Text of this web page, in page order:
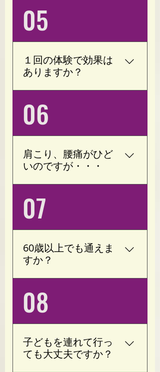
って異なりますが、週1回
（月4回）のペースから
始められる方が多くいら
っしゃいます。 無理なく
続けることを大切にして
おりますので、ライフス
タイルに合わせて月額プ
ランや回数券をご提案い
たします。 「ご希望があ
れば月6回・8回のご案内
も可能です。」
05
１回の体験で効果は
ありますか？
「身体が軽くなった」
「血行が良くなった」
「動きやすくなった」と
感じる方が多くいらっし
ゃいます。 継続すること
で、より効果を実感しや
すくなります。
06
肩こり、腰痛がひど
いのですが・・・
療法で改善することが見
込まれております。 肩こ
り、腰痛の原因の一つと
して過緊張(ストレスによ
り緊張状態が続く)がござ
います。 当サロンは運
動、ストレッチだけでな
く、血流を良くして神経
(交感神経/副交感神経)の
バランスを整えます。 現
在のお身体の状態を確認
したうえで、無理のない
範囲でトレーニングをご
提案いたします。 ※治療
07
60歳以上でも通えま
すか？
されに来ております。 ご
来店される方の98％はト
レーニング未経験者で
す。 年齢ではなく、お身
体の状態に合わせてトレ
ーニング内容を調整いた
08
子どもを連れて行っ
ても大丈夫ですか？